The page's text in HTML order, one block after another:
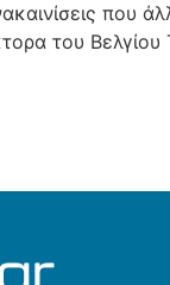
που
του Βελγίου